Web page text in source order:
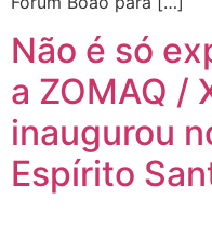
Não é só
a ZOMAQ /
inaugurou
Espírito